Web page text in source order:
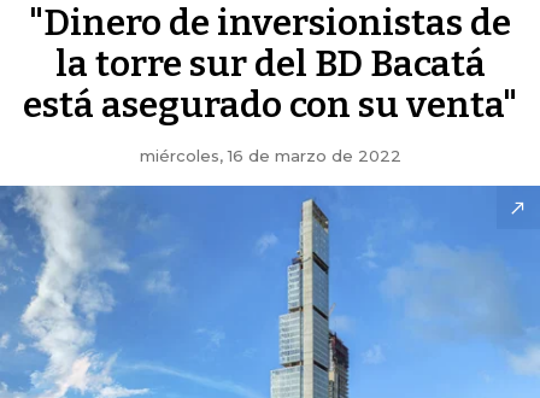
"Dinero de inversionistas de
la torre sur del BD Bacatá
está asegurado con su venta"
miércoles, 16 de marzo de 2022